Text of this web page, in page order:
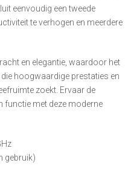
eenvoudig een tweede
te verhogen en meerdere
en elegantie, waardoor het
hoogwaardige prestaties en
zoekt. Ervaar de
functie met deze moderne
gebruik)